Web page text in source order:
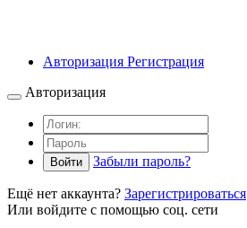
Авторизация Регистрация
Авторизация
Войти Забыли пароль?
Ещё нет аккаунта? Зарегистрироваться
Или войдите с помощью соц. сети